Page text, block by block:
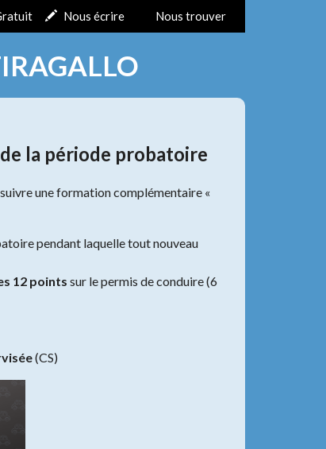
Nous écrire Nous trouver
la période probatoire
une formation complémentaire «
pendant laquelle tout nouveau
12 points sur le permis de conduire (6
(CS)